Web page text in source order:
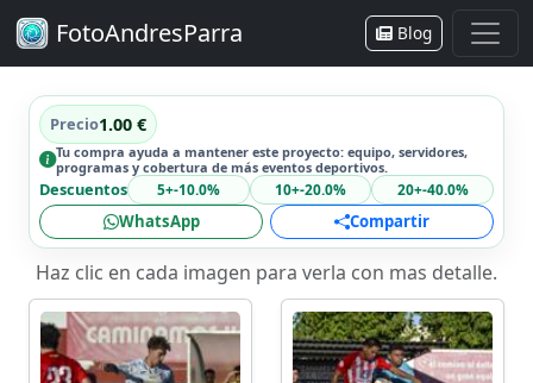
FotoAndresParra Blog
Precio1.00 €
Tu compra ayuda a mantener este proyecto: equipo, servidores,
programas y cobertura de más eventos deportivos.
Descuentos 5+-10.0% 10+-20.0% 20+-40.0%
WhatsApp Compartir
Haz clic en cada imagen para verla con mas detalle.